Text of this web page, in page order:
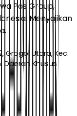
Pos Group,
Menyajikan
Grogol Utara, Kec.
Daerah Khusus